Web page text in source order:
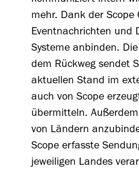
mehr. Dank der Scope
Eventnachrichten und
Systeme anbinden.
dem Rückweg sendet
aktuellen Stand im
auch von Scope
übermitteln.
von Ländern
Scope erfasste
jeweiligen Landes